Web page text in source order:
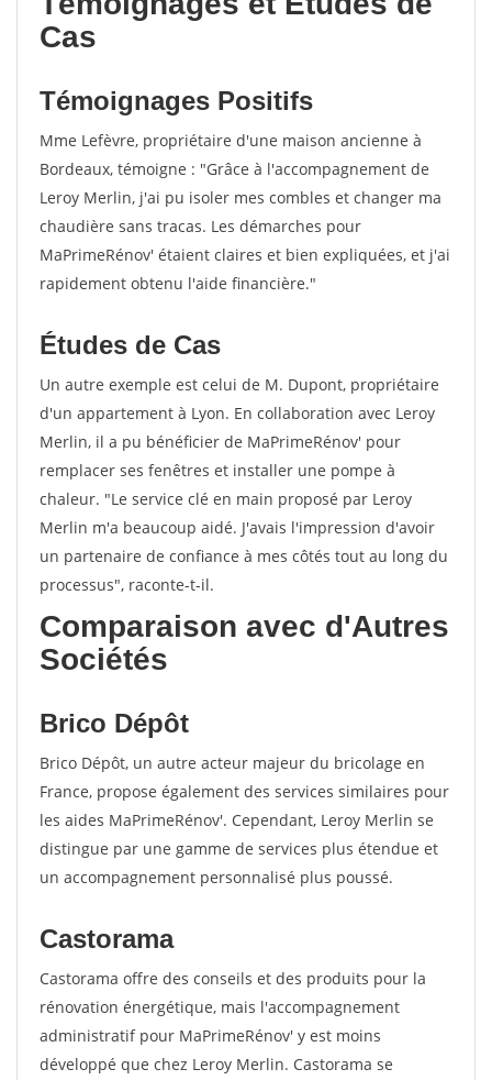
Cas
Témoignages Positifs
Mme Lefèvre, propriétaire d'une maison ancienne à
Bordeaux, témoigne : "Grâce à l'accompagnement de
Leroy Merlin, j'ai pu isoler mes combles et changer ma
chaudière sans tracas. Les démarches pour
MaPrimeRénov' étaient claires et bien expliquées, et j'ai
rapidement obtenu l'aide financière."
Études de Cas
Un autre exemple est celui de M. Dupont, propriétaire
d'un appartement à Lyon. En collaboration avec Leroy
Merlin, il a pu bénéficier de MaPrimeRénov' pour
remplacer ses fenêtres et installer une pompe à
chaleur. "Le service clé en main proposé par Leroy
Merlin m'a beaucoup aidé. J'avais l'impression d'avoir
un partenaire de confiance à mes côtés tout au long du
processus", raconte-t-il.
Comparaison avec d'Autres
Sociétés
Brico Dépôt
Brico Dépôt, un autre acteur majeur du bricolage en
France, propose également des services similaires pour
les aides MaPrimeRénov'. Cependant, Leroy Merlin se
distingue par une gamme de services plus étendue et
un accompagnement personnalisé plus poussé.
Castorama
Castorama offre des conseils et des produits pour la
rénovation énergétique, mais l'accompagnement
administratif pour MaPrimeRénov' y est moins
développé que chez Leroy Merlin. Castorama se